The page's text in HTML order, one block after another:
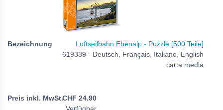
Luftseilbahn Ebenalp - Puzzle [500 Teile]
619339 - Deutsch, Français, Italiano, English
carta.media
CHF 24.90
Verfügbar